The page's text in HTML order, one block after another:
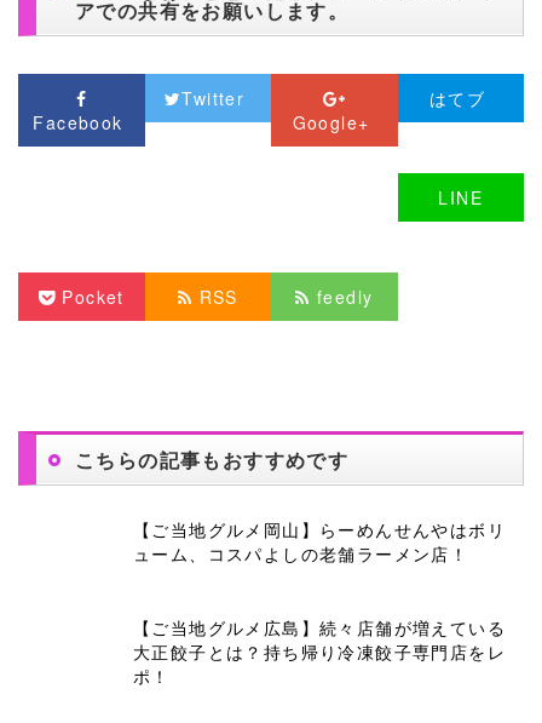
アでの共有をお願いします。
Facebook
Twitter
Google+
はてブ
LINE
Pocket RSS feedly
こちらの記事もおすすめです
【ご当地グルメ岡山】らーめんせんやはボリ
ューム、コスパよしの老舗ラーメン店！
【ご当地グルメ広島】続々店舗が増えている
大正餃子とは？持ち帰り冷凍餃子専門店をレ
ポ！